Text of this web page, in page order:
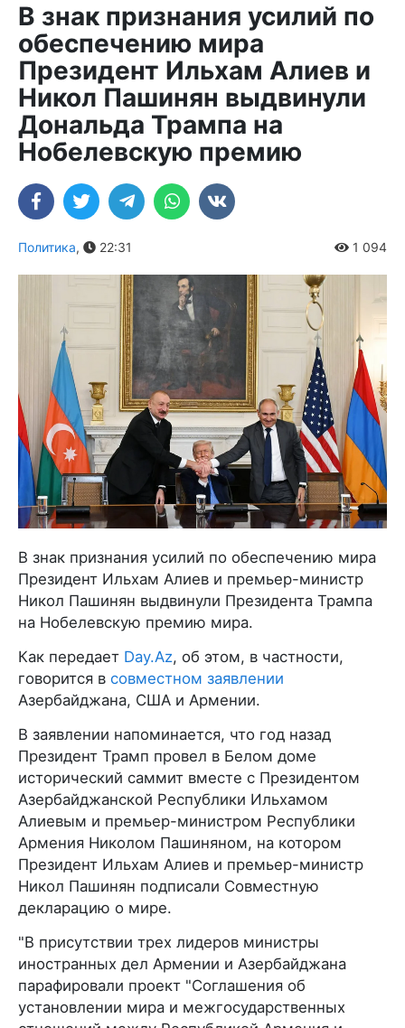
В знак признания усилий по
обеспечению мира
Президент Ильхам Алиев и
Никол Пашинян выдвинули
Дональда Трампа на
Нобелевскую премию
Политика, 22:31 1 094
В знак признания усилий по обеспечению мира
Президент Ильхам Алиев и премьер-министр
Никол Пашинян выдвинули Президента Трампа
на Нобелевскую премию мира.
Как передает Day.Az, об этом, в частности,
говорится в совместном заявлении
Азербайджана, США и Армении.
В заявлении напоминается, что год назад
Президент Трамп провел в Белом доме
исторический саммит вместе с Президентом
Азербайджанской Республики Ильхамом
Алиевым и премьер-министром Республики
Армения Николом Пашиняном, на котором
Президент Ильхам Алиев и премьер-министр
Никол Пашинян подписали Совместную
декларацию о мире.
"В присутствии трех лидеров министры
иностранных дел Армении и Азербайджана
парафировали проект "Соглашения об
установлении мира и межгосударственных